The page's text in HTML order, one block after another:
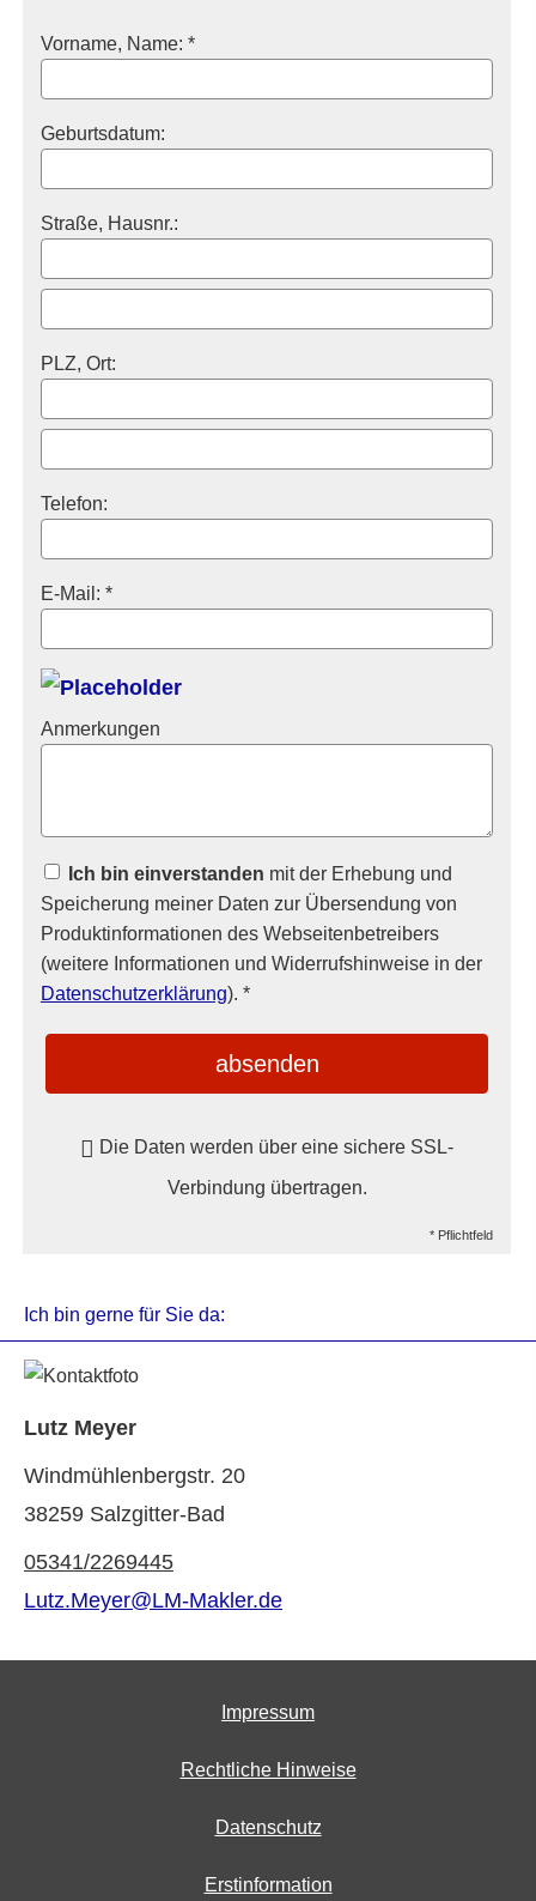
Vorname, Name: *
Geburts­datum:
Straße, Hausnr.:
PLZ, Ort:
Telefon:
E-Mail: *
Anmerkungen
Ich bin einverstanden mit der Erhebung und
Speicherung meiner Daten zur Übersendung von
Produktinformationen des Webseitenbetreibers
(weitere Informationen und Widerrufshinweise in der
Datenschutzerklärung). *
absenden
Die Daten werden über eine sichere SSL-
Verbindung übertragen.
* Pflichtfeld
Ich bin gerne für Sie da:
Lutz Meyer
Windmühlenbergstr. 20
38259 Salzgitter-Bad
05341/2269445
Lutz.Meyer@LM-Makler.de
Impressum
Rechtliche Hinweise
Datenschutz
Erstinformation